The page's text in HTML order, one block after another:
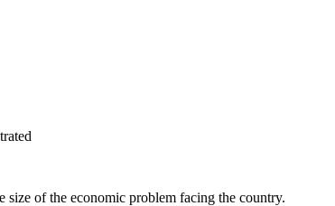
size of the economic problem facing the country.